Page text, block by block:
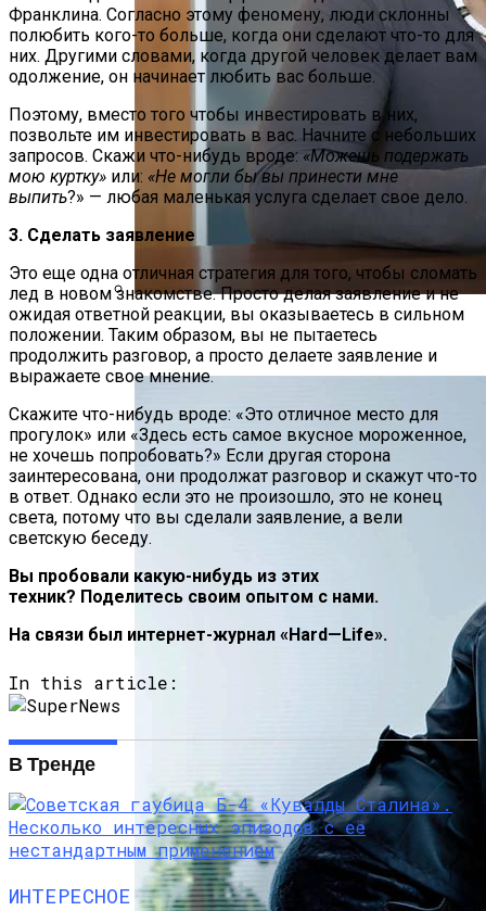
Как Женщине Просить, Чтобы
Получить Желаемое?
Франклина. Согласно этому феномену, люди склонны
полюбить кого-то больше, когда они сделают что-то для
них. Другими словами, когда другой человек делает вам
одолжение, он начинает любить вас больше.
Поэтому, вместо того чтобы инвестировать в них,
позвольте им инвестировать в вас. Начните с небольших
запросов. Скажи что-нибудь вроде: «Можешь подержать
мою куртку» или: «Не могли бы вы принести мне
выпить?» — любая маленькая услуга сделает свое дело.
3. Сделать заявление
Это еще одна отличная стратегия для того, чтобы сломать
лед в новом знакомстве. Просто делая заявление и не
ожидая ответной реакции, вы оказываетесь в сильном
положении. Таким образом, вы не пытаетесь
продолжить разговор, а просто делаете заявление и
выражаете свое мнение.
Скажите что-нибудь вроде: «Это отличное место для
прогулок» или «Здесь есть самое вкусное мороженное,
не хочешь попробовать?» Если другая сторона
заинтересована, они продолжат разговор и скажут что-то
в ответ. Однако если это не произошло, это не конец
света, потому что вы сделали заявление, а вели
светскую беседу.
Вы пробовали какую-нибудь из этих
техник? Поделитесь своим опытом с нами.
На связи был интернет-журнал «Hard—Life».
In this article:
В Тренде
ИНТЕРЕСНОЕ